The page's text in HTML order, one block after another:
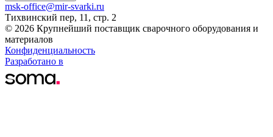
msk-office@mir-svarki.ru
Тихвинский пер, 11, стр. 2
© 2026 Крупнейший поставщик сварочного оборудования и
материалов
Конфиденциальность
Разработано в